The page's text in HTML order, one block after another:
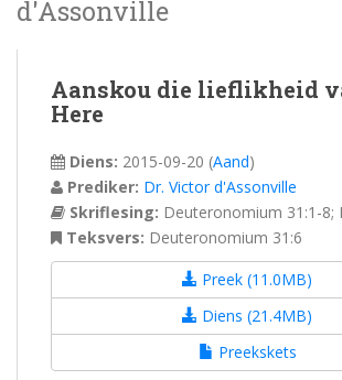
d'Assonville
Aanskou die lieflikheid
Here
Diens: 2015-09-20 (Aand)
Prediker: Dr. Victor d'Assonville
Skriflesing: Deuteronomium 31:1-8;
Teksvers: Deuteronomium 31:6
Preek (11.0MB)
Diens (21.4MB)
Preekskets